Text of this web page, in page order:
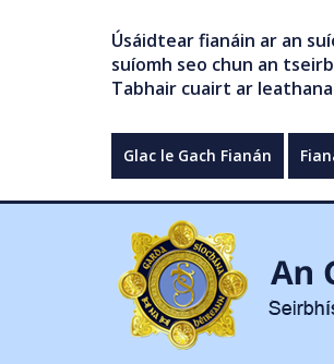
Úsáidtear fianáin ar an
suíomh seo chun an
Tabhair cuairt ar
Glac le Gach Fianán